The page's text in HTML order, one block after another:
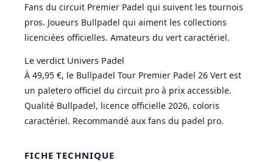
Fans du circuit Premier Padel qui suivent les tournois
pros. Joueurs Bullpadel qui aiment les collections
licenciées officielles. Amateurs du vert caractériel.
Le verdict Univers Padel
À 49,95 €, le Bullpadel Tour Premier Padel 26 Vert est
un paletero officiel du circuit pro à prix accessible.
Qualité Bullpadel, licence officielle 2026, coloris
caractériel. Recommandé aux fans du padel pro.
FICHE TECHNIQUE